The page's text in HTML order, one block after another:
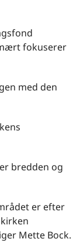
fokuserer
med den
bredden og
er efter
Mette Bock.